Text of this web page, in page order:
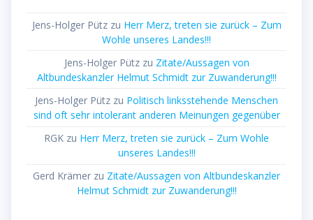
Jens-Holger Pützzu Herr Merz, treten sie zurück – Zum
Wohle unseres Landes!!!
Jens-Holger Pützzu Zitate/Aussagen von
Altbundeskanzler Helmut Schmidt zur Zuwanderung!!!
Jens-Holger Pütz zu Politisch linksstehende Menschen
sind oft sehr intolerant anderen Meinungen gegenüber
RGK zu Herr Merz, treten sie zurück – Zum Wohle
unseres Landes!!!
Gerd Krämer zu Zitate/Aussagen von Altbundeskanzler
Helmut Schmidt zur Zuwanderung!!!